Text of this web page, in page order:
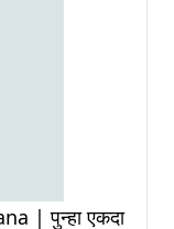
| पुन्हा एकदा